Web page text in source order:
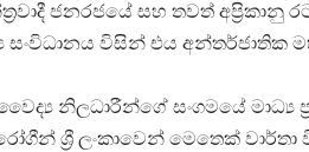
ජනරජයේ සහ තවත්
විසින් එය අන්තර්ජාතික
නිලධාරීන්ගේ සංගමයේ මාධ්‍ය
රෝගීන් ශ්‍රී ලංකාවෙන් මෙතෙක්